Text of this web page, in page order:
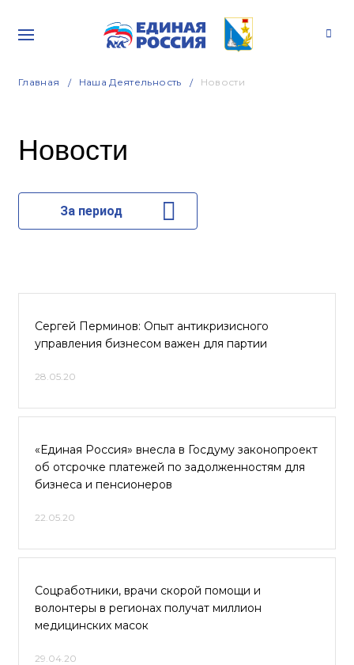
Главная Наша Деятельность Новости
Новости
За период
Сергей Перминов: Опыт антикризисного
управления бизнесом важен для партии
28.05.20
«Единая Россия» внесла в Госдуму законопроект
об отсрочке платежей по задолженностям для
бизнеса и пенсионеров
22.05.20
Соцработники, врачи скорой помощи и
волонтеры в регионах получат миллион
медицинских масок
29.04.20